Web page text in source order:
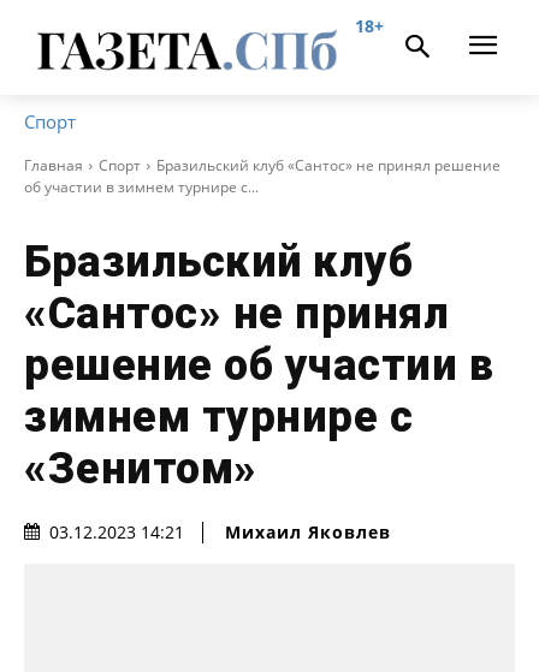
18+
Спорт
Главная Спорт
Бразильский клуб «Сантос» не принял решение
об участии в зимнем турнире с...
Бразильский клуб
«Сантос» не принял
решение об участии в
зимнем турнире с
«Зенитом»
03.12.2023 14:21 Михаил Яковлев